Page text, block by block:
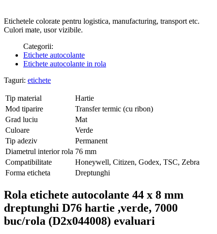
Etichetele colorate pentru logistica, manufacturing, transport etc.
Culori mate, usor vizibile.
Categorii:
Etichete autocolante
Etichete autocolante in rola
Taguri: etichete
Tip material
Hartie
Mod tiparire
Transfer termic (cu ribon)
Grad luciu
Mat
Culoare
Verde
Tip adeziv
Permanent
Diametrul interior rola 76 mm
Compatibilitate
Honeywell, Citizen, Godex, TSC, Zebra
Forma eticheta
Dreptunghi
Rola etichete autocolante 44 x 8 mm
dreptunghi D76 hartie ,verde, 7000
buc/rola (D2x044008) evaluari